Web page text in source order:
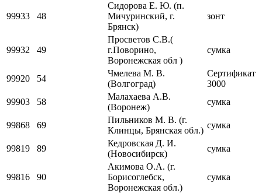
99933 48
Сидорова Е. Ю. (п.
Мичуринский, г.
Брянск)
зонт
99932 49
Просветов С.В.(
г.Поворино,
Воронежская обл )
сумка
99920 54
Чмелева М. В.
(Волгоград)
Сертификат
3000
99903
58
Малахаева А.В.
(Воронеж)
сумка
99868 69
Пильников М. В. (г.
Клинцы, Брянская обл.)
сумка
99819 89
Кедровская Д. И.
(Новосибирск)
сумка
99816 90
Акимова О.А. (г.
Борисоглебск,
Воронежская обл.)
сумка